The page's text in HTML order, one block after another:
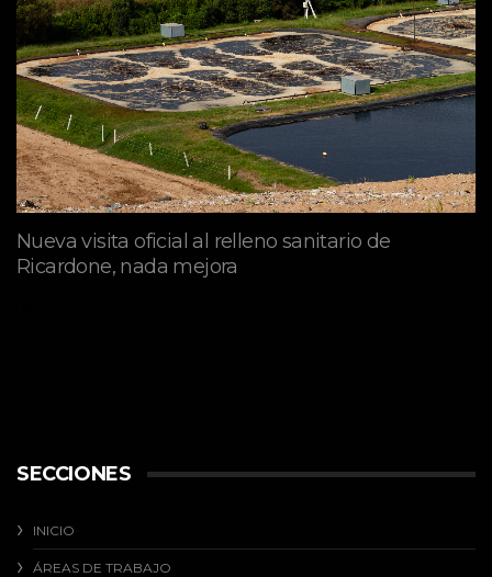
Nueva visita oficial al relleno sanitario de
Ricardone, nada mejora
SECCIONES
INICIO
ÁREAS DE TRABAJO